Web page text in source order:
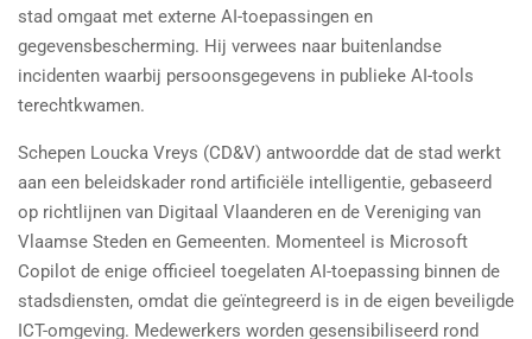
stad omgaat met externe AI-toepassingen en
gegevensbescherming. Hij verwees naar buitenlandse
incidenten waarbij persoonsgegevens in publieke AI-tools
terechtkwamen.
Schepen Loucka Vreys (CD&V) antwoordde dat de stad werkt
aan een beleidskader rond artificiële intelligentie, gebaseerd
op richtlijnen van Digitaal Vlaanderen en de Vereniging van
Vlaamse Steden en Gemeenten. Momenteel is Microsoft
Copilot de enige officieel toegelaten AI-toepassing binnen de
stadsdiensten, omdat die geïntegreerd is in de eigen beveiligde
ICT-omgeving. Medewerkers worden gesensibiliseerd rond